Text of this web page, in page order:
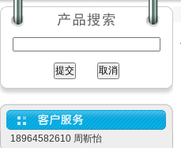
18964582610 周靳怡